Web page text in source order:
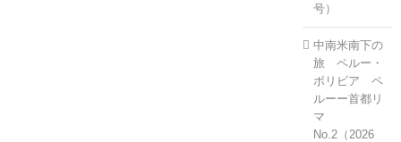
号）
中南米南下の
旅 ペルー・
ボリビア ペ
ルーー首都リ
マ
No.2（2026